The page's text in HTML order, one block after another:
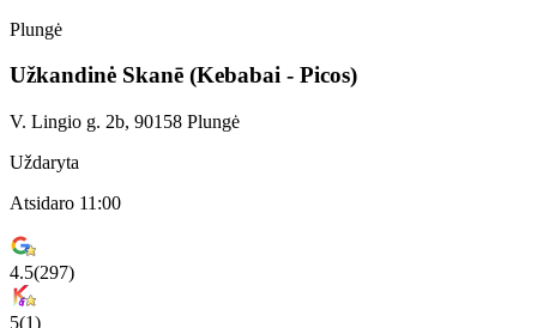
Plungė
Užkandinė Skanē (Kebabai - Picos)
V. Lingio g. 2b, 90158 Plungė
Uždaryta
Atsidaro 11:00
4.5(297)
5(1)